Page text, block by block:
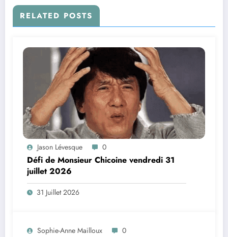
RELATED POSTS
Jason Lévesque 0
Défi de Monsieur Chicoine vendredi 31
juillet 2026
31 Juillet 2026
Sophie-Anne Mailloux 0